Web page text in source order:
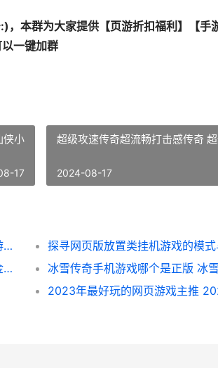
)，本群为大家提供【页游折扣福利 】【手
一键加群
侠小
17
超级攻速传奇超流畅打击感传奇
2024-08-17
反常网页游戏送元宝：福利和挑战并存 网页游戏返利网
探寻网页版放置类挂机游戏的模
无氪金平民游戏排名榜手机游戏有哪些 不氪金的好玩游戏
冰雪传奇手机游戏哪个是正版 冰